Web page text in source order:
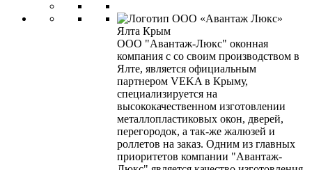
ООО "Авантаж-Люкс" оконная
компания с со своим производством в
Ялте, является официальным
партнером VEKA в Крыму,
специализируется на
высококачественном изготовлении
металлопластиковых окон, дверей,
перегородок, а так-же жалюзей и
роллетов на заказ. Одним из главных
приоритетов компании "Авантаж-